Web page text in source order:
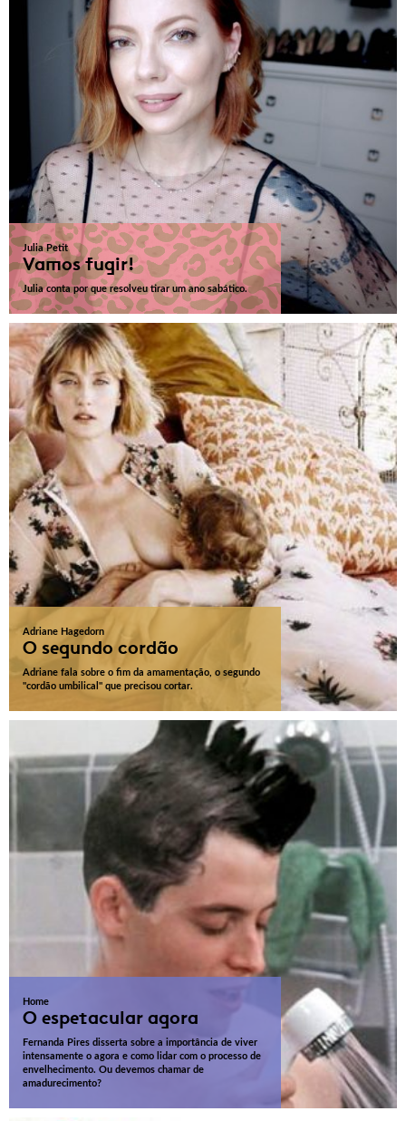
Julia Petit
Vamos fugir!
Julia conta por que resolveu tirar um ano sabático.
Adriane Hagedorn
O segundo cordão
Adriane fala sobre o fim da amamentação, o segundo
"cordão umbilical" que precisou cortar.
Home
O espetacular agora
Fernanda Pires disserta sobre a importância de viver
intensamente o agora e como lidar com o processo de
envelhecimento. Ou devemos chamar de
amadurecimento?